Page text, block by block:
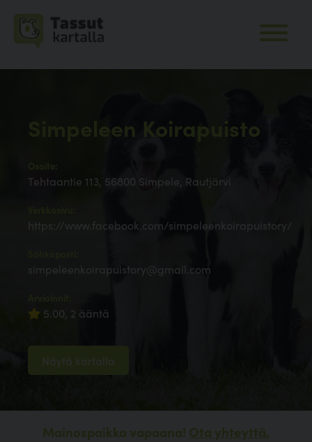
Simpeleen Koirapuisto
Tehtaantie 113, 56800 Simpele, Rautjärvi
https://www.facebook.com/simpeleenkoirapuistory/
simpeleenkoirapuistory@gmail.com
5.00, 2 ääntä
Näytä kartalla
Mainospaikka vapaana! Ota yhteyttä.